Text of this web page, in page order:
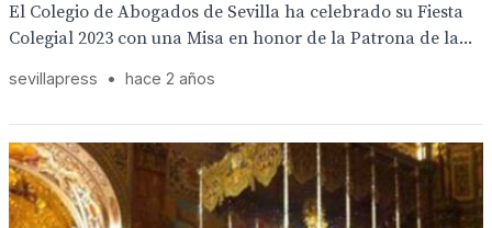
El Colegio de Abogados de Sevilla ha celebrado su Fiesta
Colegial 2023 con una Misa en honor de la Patrona de la...
sevillapress • hace 2 años